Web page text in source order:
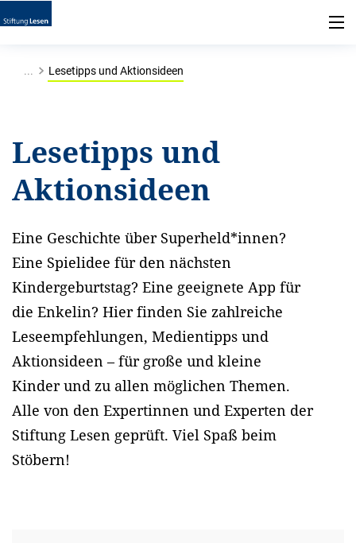
... Lesetipps und Aktionsideen
Lesetipps und
Aktionsideen
Eine Geschichte über Superheld*innen?
Eine Spielidee für den nächsten
Kindergeburtstag? Eine geeignete App für
die Enkelin? Hier finden Sie zahlreiche
Leseempfehlungen, Medientipps und
Aktionsideen – für große und kleine
Kinder und zu allen möglichen Themen.
Alle von den Expertinnen und Experten der
Stiftung Lesen geprüft. Viel Spaß beim
Stöbern!